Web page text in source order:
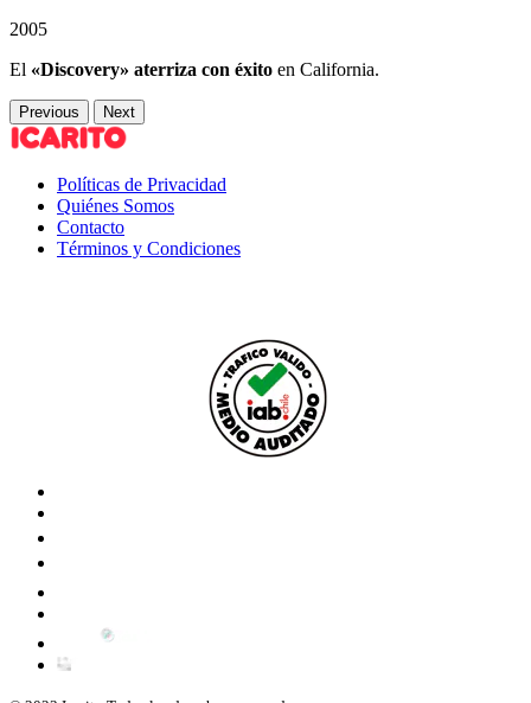
2005
El «Discovery» aterriza con éxito en California.
Previous Next
Políticas de Privacidad
Quiénes Somos
Contacto
Términos y Condiciones